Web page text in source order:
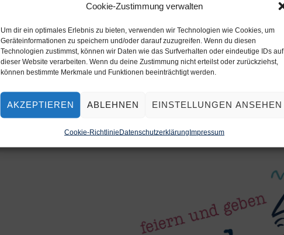
Cookie-Zustimmung verwalten
Um dir ein optimales Erlebnis zu bieten, verwenden wir Technologien wie Cookies, um
Geräteinformationen zu speichern und/oder darauf zuzugreifen. Wenn du diesen
Technologien zustimmst, können wir Daten wie das Surfverhalten oder eindeutige IDs auf
dieser Website verarbeiten. Wenn du deine Zustimmung nicht erteilst oder zurückziehst,
können bestimmte Merkmale und Funktionen beeinträchtigt werden.
AKZEPTIEREN ABLEHNEN EINSTELLUNGEN ANSEHEN
Cookie-RichtlinieDatenschutzerklärungImpressum